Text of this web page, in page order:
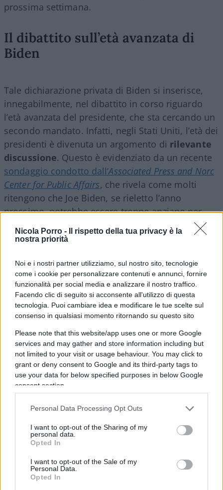
Nicola Porro -
Il rispetto della tua privacy è la
nostra priorità
Noi e i nostri partner utilizziamo, sul nostro sito, tecnologie
come i cookie per personalizzare contenuti e annunci, fornire
funzionalità per social media e analizzare il nostro traffico.
Facendo clic di seguito si acconsente all'utilizzo di questa
tecnologia. Puoi cambiare idea e modificare le tue scelte sul
consenso in qualsiasi momento ritornando su questo sito
Please note that this website/app uses one or more Google
services and may gather and store information including but
not limited to your visit or usage behaviour. You may click to
grant or deny consent to Google and its third-party tags to
use your data for below specified purposes in below Google
consent section.
Personal Data Processing Opt Outs
I want to opt-out of the Sharing of my
personal data.
Opted In
I want to opt-out of the Sale of my
Personal Data.
Opted In
prossima settimana.
Il dibattito sull’età avanzata di
Biden
Tale dichiarazione privata di Biden si inserisce,
innegabilmente, nel dibattito in corso riguardo
l’età avanzata del presidente, che sta cercando un
secondo mandato. Infatti, negli Stati Uniti, l’età dei
presidenti è divenuta un argomento di rilevante
discussione. Questo è evidenziato da un recente
sondaggio condotto dall’Associated Press and Norc
Center for Public Affairs, che rivela come molti
ritengono che Joe Biden, se rieletto l’anno
prossimo, potrebbe essere troppo anziano per
svolgere efficacemente il suo ruolo. Il 77% dei
rispondenti ha espresso tale preoccupazione.
Le opinioni su Donald Trump
Di fronte a questa percezione, è interessante
notare come le opinioni sul probabile sfidante di
Biden,Donald Trump, siano altrettanto forti.
Nonostante l’età di Trump sia vista come un
potenziale problema solo dal 51% delle persone
intervistate, un numero simile di persone lo vede
come “corrotto” e “disonesto”.
Osservando questi dati, diventa chiaro quanto
l’età di un candidato alla presidenza negli Stati
Uniti sia unfattore rilevante
considerazione. Se rieletto, Biden avrebbe 86 anni
alla fine del suo secondo mandato. I media
americani non fanno che sottolineare le